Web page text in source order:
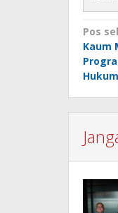
pos
Pos
Kaum